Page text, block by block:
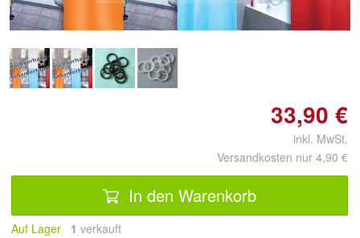
33,90 €
inkl. MwSt.
Versandkosten nur 4,90 €
In den Warenkorb
Auf Lager 1 verkauft